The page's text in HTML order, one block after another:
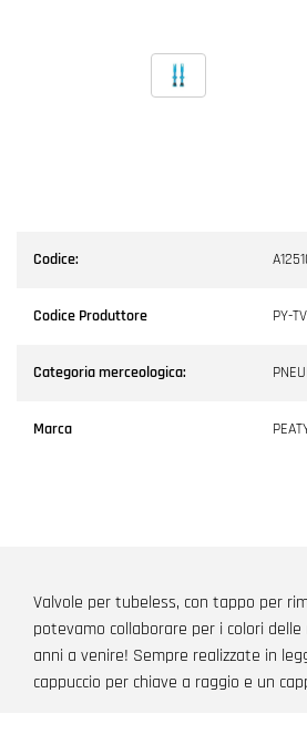
Codice:
Codice Produttore PY-
Categoria merceologica:
Marca
Valvole per tubeless, con tappo per
potevamo collaborare per i colori
anni a venire! Sempre realizzate in
cappuccio per chiave a raggio e un